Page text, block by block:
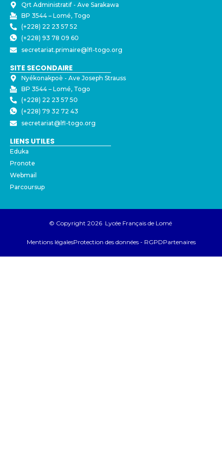
Qrt Administratif - ⁠Ave Sarakawa
BP 3544 – Lomé, Togo
(+228) 22 23 57 52
(+228) 93 78 09 60
secretariat.primaire@lfl-togo.org
SITE SECONDAIRE
Nyékonakpoè - ⁠Ave Joseph Strauss
BP 3544 – Lomé, Togo
(+228) 22 23 57 50
(+228) 79 32 72 43
secretariat@lfl-togo.org
LIENS UTILES
Eduka
Pronote
Webmail
Parcoursup
© Copyright 2026 Lycée Français de Lomé
Mentions légalesProtection des données - RGPDPartenaires